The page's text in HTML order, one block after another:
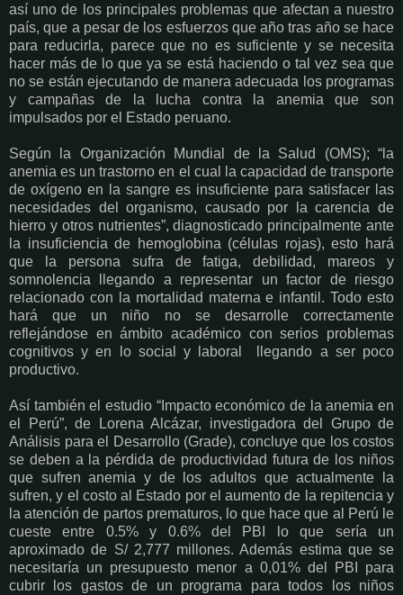
así uno de los principales problemas que afectan a nuestro
país, que a pesar de los esfuerzos que año tras año se hace
para reducirla, parece que no es suficiente y se necesita
hacer más de lo que ya se está haciendo o tal vez sea que
no se están ejecutando de manera adecuada los programas
y campañas de la lucha contra la anemia que son
impulsados por el Estado peruano.
Según la Organización Mundial de la Salud (OMS); “la
anemia es un trastorno en el cual la capacidad de transporte
de oxígeno en la sangre es insuficiente para satisfacer las
necesidades del organismo, causado por la carencia de
hierro y otros nutrientes”, diagnosticado principalmente ante
la insuficiencia de hemoglobina (células rojas), esto hará
que la persona sufra de fatiga, debilidad, mareos y
somnolencia llegando a representar un factor de riesgo
relacionado con la mortalidad materna e infantil. Todo esto
hará que un niño no se desarrolle correctamente
reflejándose en ámbito académico con serios problemas
cognitivos y en lo social y laboral
llegando a ser poco
productivo.
Así también el estudio “Impacto económico de la anemia en
el Perú”, de Lorena Alcázar, investigadora del Grupo de
Análisis para el Desarrollo (Grade), concluye que los costos
se deben a la pérdida de productividad futura de los niños
que sufren anemia y de los adultos que actualmente la
sufren, y el costo al Estado por el aumento de la repitencia y
la atención de partos prematuros, lo que hace que al Perú le
cueste entre 0.5% y 0.6% del PBI lo que sería un
aproximado de S/ 2,777 millones. Además estima que se
necesitaría un presupuesto menor a 0,01% del PBI para
cubrir los gastos de un programa para todos los niños